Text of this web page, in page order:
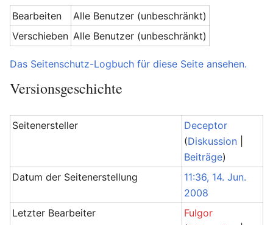
Bearbeiten
Alle Benutzer (unbeschränkt)
Verschieben Alle Benutzer (unbeschränkt)
Das Seitenschutz-Logbuch für diese Seite ansehen.
Versionsgeschichte
Seitenersteller
Deceptor
(Diskussion
Beiträge)
Datum der Seitenerstellung
11:36, 14. Jun.
2008
Letzter Bearbeiter
Fulgor